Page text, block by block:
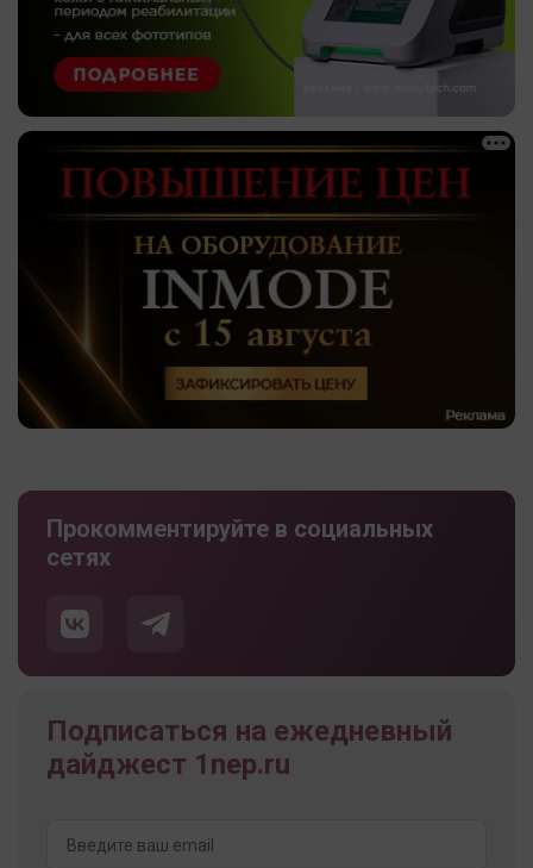
Прокомментируйте в социальных
сетях
Подписаться на ежедневный
дайджест 1nep.ru